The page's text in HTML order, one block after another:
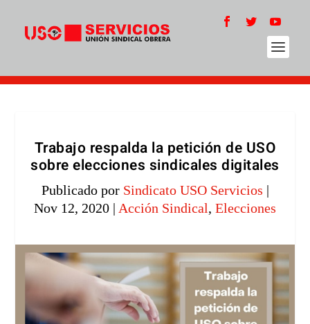
Trabajo respalda la petición de USO
sobre elecciones sindicales digitales
Publicado por Sindicato USO Servicios |
Nov 12, 2020 | Acción Sindical, Elecciones